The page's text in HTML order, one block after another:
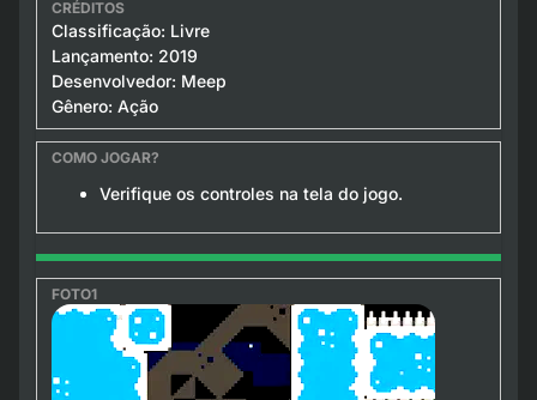
Classificação: Livre
Lançamento: 2019
Desenvolvedor: Meep
Gênero: Ação
Verifique os controles na tela do jogo.